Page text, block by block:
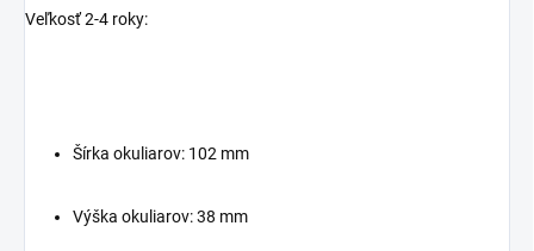
Veľkosť 2-4 roky:
Šírka okuliarov: 102 mm
Výška okuliarov: 38 mm